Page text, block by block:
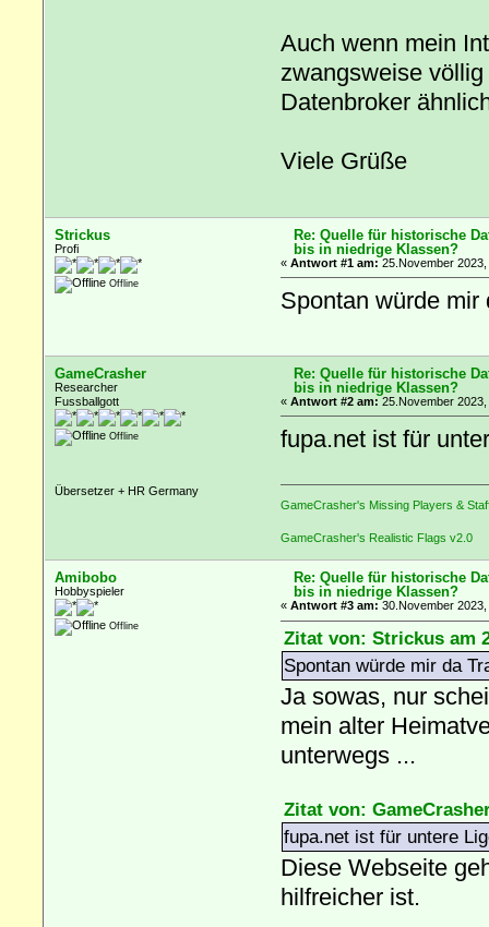
Auch wenn mein
zwangsweise
Datenbroker
Viele Grüße
Strickus
Profi
Offline
Re: Quelle für historische
bis in niedrige Klassen?
« Antwort #1 am: 25.November
Spontan würde mir
GameCrasher
Researcher
Fussballgott
Offline
Übersetzer + HR Germany
Re: Quelle für historische
bis in niedrige Klassen?
« Antwort #2 am: 25.November
fupa.net ist für
GameCrasher's Missing Players &
GameCrasher's Realistic Flags v2.0
Amibobo
Hobbyspieler
Offline
Re: Quelle für historische
bis in niedrige Klassen?
« Antwort #3 am: 30.November
Zitat von: Strickus am
Spontan würde mir da
Ja sowas, nur
mein alter
unterwegs ...
Zitat von:
fupa.net ist für untere
Diese Webseite
hilfreicher ist.